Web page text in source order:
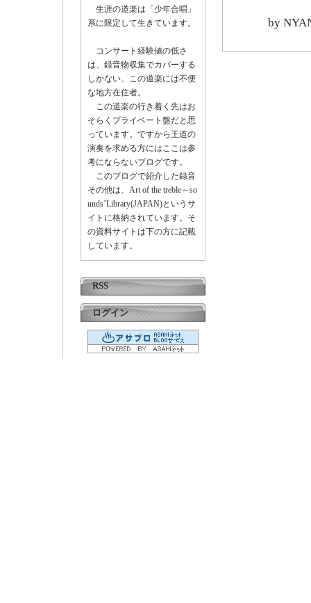
生涯の道楽は「少年合唱」
系に限定して生きています。
コンサート経験値の低さ
は、録音物収集でカバーする
しかない、この道楽には不便
な地方在住者。
この道楽の行き着く先はお
そらくプライベート盤だと思
っています。ですから王道の
演奏を求める方にはここは参
考にならないブログです。
このブログで紹介した録音
その他は、Art of the treble～so
unds’Library(JAPAN)というサ
イトに格納されています。そ
の資料サイトは下の方に記載
しています。
RSS
ログイン
by